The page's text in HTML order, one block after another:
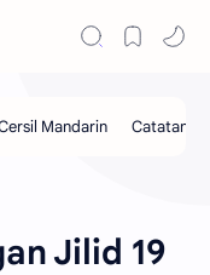
Jilid 19